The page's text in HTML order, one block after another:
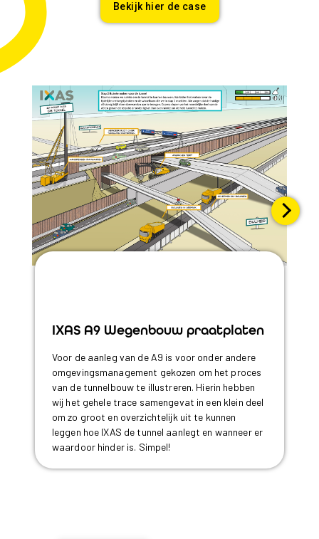
Bekijk hier de case
IXAS A9 Wegenbouw praatplaten
Voor de aanleg van de A9 is voor onder andere
omgevingsmanagement gekozen om het proces
van de tunnelbouw te illustreren. Hierin hebben
wij het gehele trace samengevat in een klein deel
om zo groot en overzichtelijk uit te kunnen
leggen hoe IXAS de tunnel aanlegt en wanneer er
waardoor hinder is. Simpel!